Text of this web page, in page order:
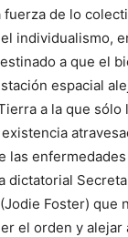
de lo
individualismo,
a que el
espacial
a la que
las
dictatorial
Foster) que
el orden y